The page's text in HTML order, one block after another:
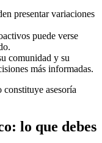
presentar variaciones
puede verse
comunidad y su
más informadas.
asesoría
lo que debes